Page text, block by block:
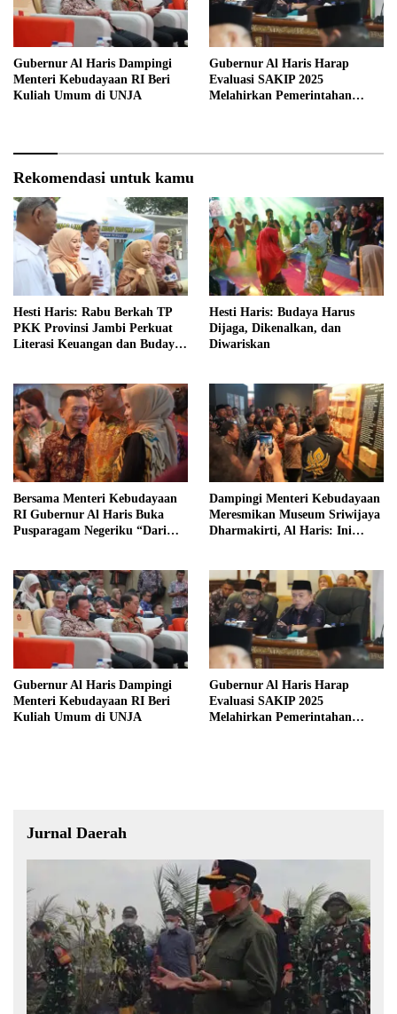
Gubernur Al Haris Dampingi
Menteri Kebudayaan RI Beri
Kuliah Umum di UNJA
Gubernur Al Haris Harap
Evaluasi SAKIP 2025
Melahirkan Pemerintahan
Rekomendasi untuk kamu
Hesti Haris: Rabu Berkah TP
PKK Provinsi Jambi Perkuat
Literasi Keuangan dan Budaya
Hesti Haris: Budaya Harus
Dijaga, Dikenalkan, dan
Diwariskan
Bersama Menteri Kebudayaan
RI Gubernur Al Haris Buka
Pusparagam Negeriku “Dari
Dampingi Menteri Kebudayaan
Meresmikan Museum Sriwijaya
Dharmakirti, Al Haris: Ini
Gubernur Al Haris Dampingi
Menteri Kebudayaan RI Beri
Kuliah Umum di UNJA
Gubernur Al Haris Harap
Evaluasi SAKIP 2025
Melahirkan Pemerintahan
Jurnal Daerah